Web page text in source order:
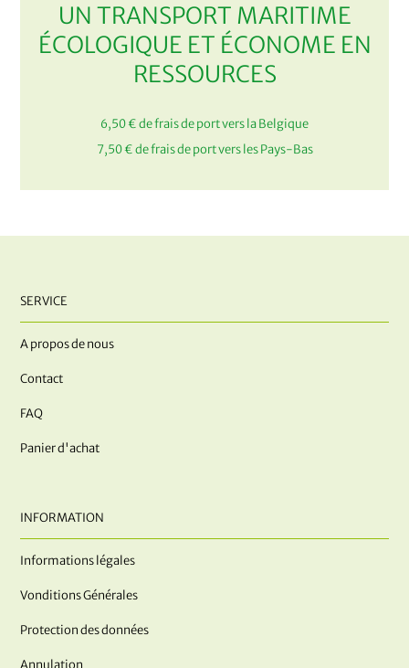
UN TRANSPORT MARITIME
ÉCOLOGIQUE ET ÉCONOME EN
RESSOURCES
6,50 € de frais de port vers la Belgique
7,50 € de frais de port vers les Pays-Bas
SERVICE
A propos de nous
Contact
FAQ
Panier d'achat
INFORMATION
Informations légales
Vonditions Générales
Protection des données